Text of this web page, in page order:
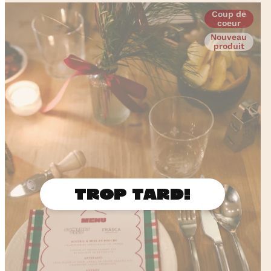
Coup de
coeur
Nouveau
produit